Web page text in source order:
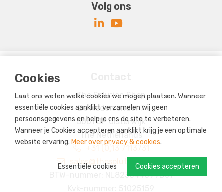
Cookies
Laat ons weten welke cookies we mogen plaatsen. Wanneer
essentiële cookies aanklikt verzamelen wij geen
persoonsgegevens en help je ons de site te verbeteren.
Wanneer je Cookies accepteren aanklikt krijg je een optimale
website ervaring. Meer over privacy & cookies.
Cookies accepteren
Essentiële cookies
Volg ons
The Solution Shop
De Nedervonder 7
5061 JP Oisterwijk
The Netherlands
+31 (0)13 7113731
sales@thesolutionshop.nl
BTW-nummer: NL823044099B01